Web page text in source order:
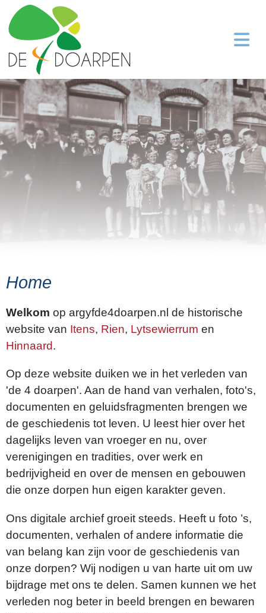
Home
Welkom op argyfde4doarpen.nl de historische
website van Itens, Rien, Lytsewierrum en
Hinnaard.
Op deze website duiken we in het verleden van
'de 4 doarpen'. Aan de hand van verhalen, foto's,
documenten en geluidsfragmenten brengen we
de geschiedenis tot leven. U leest hier over het
dagelijks leven van vroeger en nu, over
verenigingen en tradities, over werk en
bedrijvigheid en over de mensen en gebouwen
die onze dorpen hun eigen karakter geven.
Ons digitale archief groeit steeds. Heeft u foto ’s,
documenten, verhalen of andere informatie die
van belang kan zijn voor de geschiedenis van
onze dorpen? Wij nodigen u van harte uit om uw
bijdrage met ons te delen. Samen kunnen we het
verleden nog beter in beeld brengen en bewaren